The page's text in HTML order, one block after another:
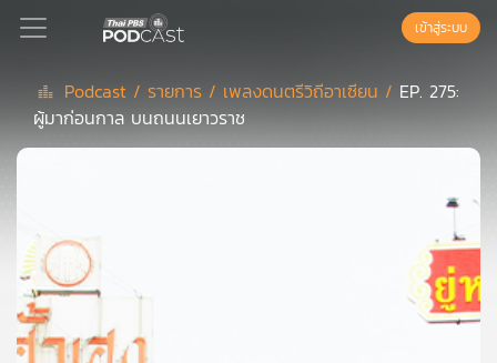
Podcast
ลิ
สต์
แนะนำ
เข้าสู่ระบบ
Podcast / รายการ / เพลงดนตรีวิถีอาเซียน / EP. 275:
ผู้มาก่อนกาล บนถนนเยาวราช